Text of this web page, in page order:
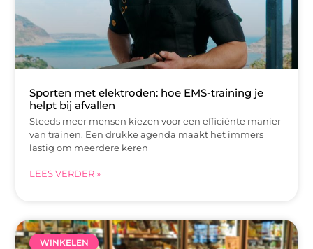
Sporten met elektroden: hoe EMS-training je
helpt bij afvallen
Steeds meer mensen kiezen voor een efficiënte manier
van trainen. Een drukke agenda maakt het immers
lastig om meerdere keren
LEES VERDER »
WINKELEN